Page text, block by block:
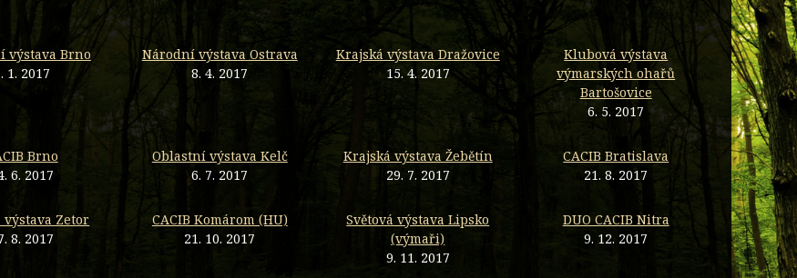
výstava Brno
1. 2017
Národní výstava Ostrava
8. 4. 2017
Krajská výstava Dražovice
15. 4. 2017
Klubová výstava
výmarských ohařů
Bartošovice
6. 5. 2017
Brno
6. 2017
Oblastní výstava Kelč
6. 7. 2017
Krajská výstava Žebětín
29. 7. 2017
CACIB Bratislava
21. 8. 2017
výstava Zetor
8. 2017
CACIB Komárom (HU)
21. 10. 2017
Světová výstava Lipsko
(výmaři)
9. 11. 2017
DUO CACIB Nitra
9. 12. 2017